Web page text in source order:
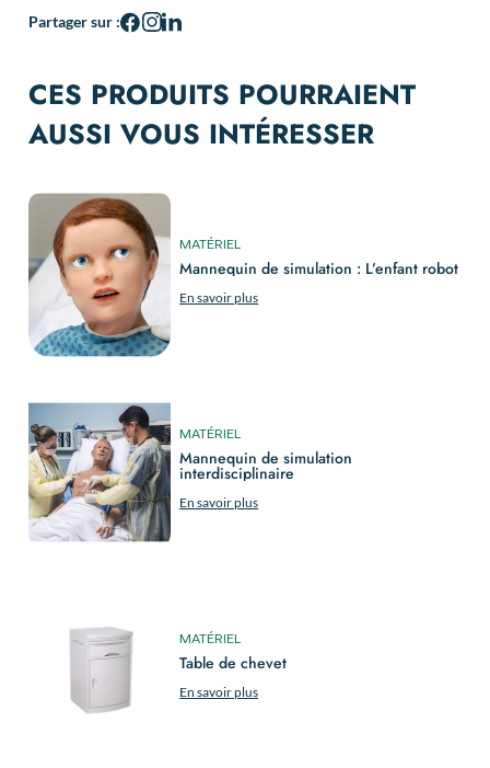
Partager sur :
CES PRODUITS POURRAIENT
AUSSI VOUS INTÉRESSER
MATÉRIEL
Mannequin de simulation : L’enfant robot
En savoir plus
MATÉRIEL
Mannequin de simulation
interdisciplinaire
En savoir plus
MATÉRIEL
Table de chevet
En savoir plus